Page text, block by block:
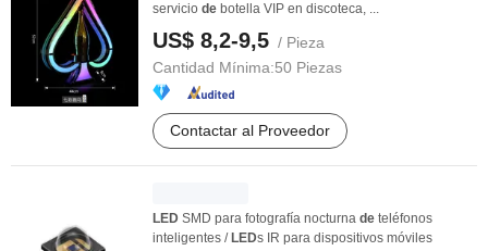
servicio de botella VIP en discoteca, ...
US$ 8,2-9,5 / Pieza
Cantidad Mínima:50 Piezas
Contactar al Proveedor
LED SMD para fotografía nocturna de teléfonos
inteligentes / LEDs IR para dispositivos móviles